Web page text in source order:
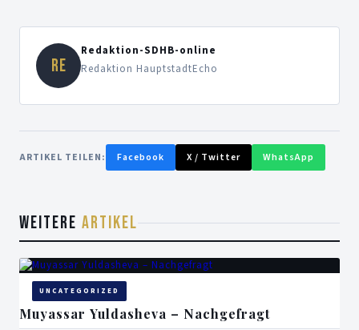
RE
Redaktion-SDHB-online
Redaktion HauptstadtEcho
ARTIKEL TEILEN: Facebook X / Twitter WhatsApp
WEITERE ARTIKEL
UNCATEGORIZED
Muyassar Yuldasheva – Nachgefragt